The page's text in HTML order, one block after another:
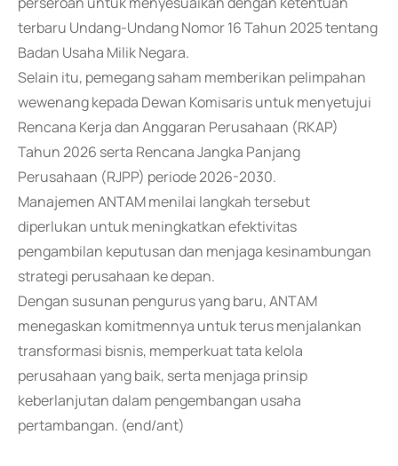
terbaru Undang-Undang Nomor 16 Tahun 2025 tentang
Badan Usaha Milik Negara.
Selain itu, pemegang saham memberikan pelimpahan
wewenang kepada Dewan Komisaris untuk menyetujui
Rencana Kerja dan Anggaran Perusahaan (RKAP)
Tahun 2026 serta Rencana Jangka Panjang
Perusahaan (RJPP) periode 2026-2030.
Manajemen ANTAM menilai langkah tersebut
diperlukan untuk meningkatkan efektivitas
pengambilan keputusan dan menjaga kesinambungan
strategi perusahaan ke depan.
Dengan susunan pengurus yang baru, ANTAM
menegaskan komitmennya untuk terus menjalankan
transformasi bisnis, memperkuat tata kelola
perusahaan yang baik, serta menjaga prinsip
keberlanjutan dalam pengembangan usaha
pertambangan. (end/ant)